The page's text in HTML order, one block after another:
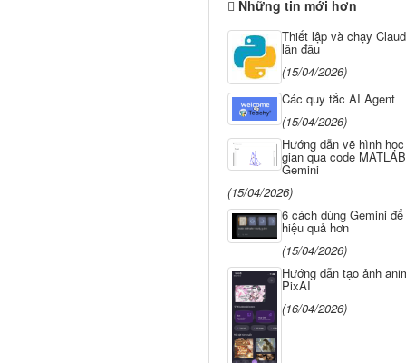
Những tin mới hơn
Thiết lập và chạy
lần đầu
(15/04/2026)
Các quy tắc AI Agent
(15/04/2026)
Hướng dẫn vẽ hình
gian qua code
Gemini
(15/04/2026)
6 cách dùng Gemini
hiệu quả hơn
(15/04/2026)
Hướng dẫn tạo ảnh
PixAI
(16/04/2026)